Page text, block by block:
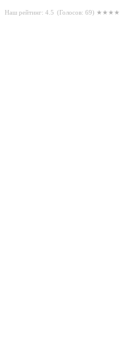
Наш рейтинг: 4.5 (Голосов: 69) ★★★★